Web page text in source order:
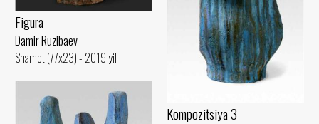
Figura
Damir Ruzibaev
Shamot (77x23) - 2019 yil
Kompozitsiya 3